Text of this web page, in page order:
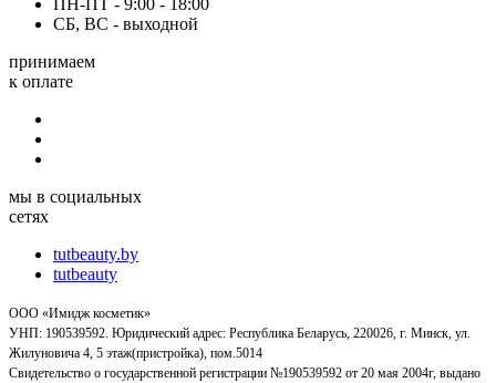
ПН-ПТ - 9:00 - 18:00
СБ, ВС - выходной
принимаем
к оплате
мы в социальных
сетях
tutbeauty.by
tutbeauty
ООО «Имидж косметик»
УНП: 190539592. Юридический адрес: Республика Беларусь, 220026, г. Минск, ул.
Жилуновича 4, 5 этаж(пристройка), пом.5014
Свидетельство о государственной регистрации №190539592 от 20 мая 2004г, выдано